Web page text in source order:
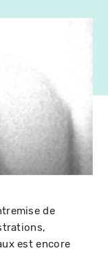
de
est encore